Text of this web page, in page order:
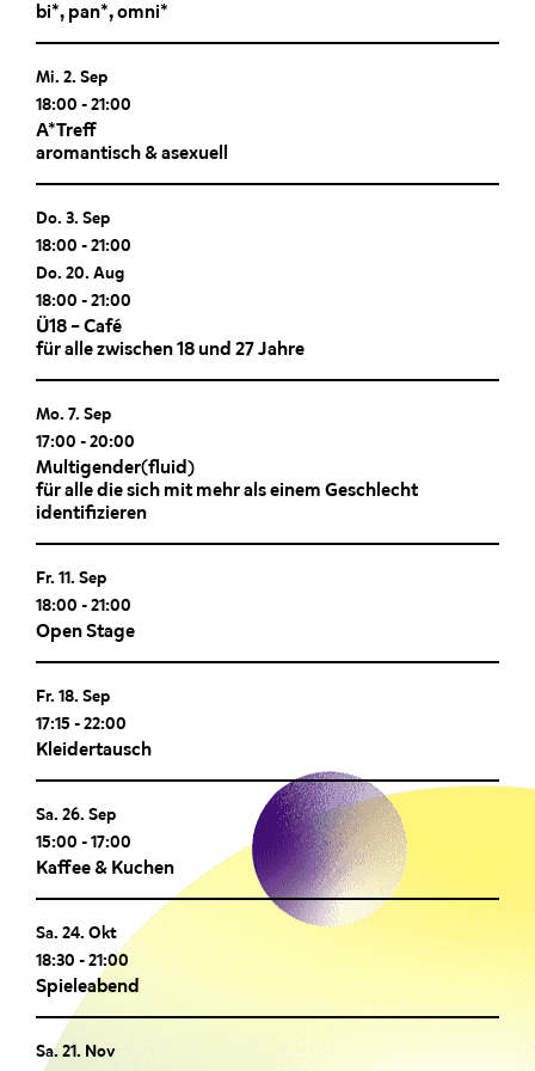
bi*, pan*, omni*
Mi. 2. Sep
18:00 -21:00
A*Treff
aromantisch & asexuell
Do. 3. Sep
18:00 -21:00
Do. 20. Aug
18:00 -21:00
Ü18 – Café
für alle zwischen 18 und 27 Jahre
Mo. 7. Sep
17:00 -20:00
Multigender(fluid)
für alle die sich mit mehr als einem Geschlecht
identifizieren
Fr. 11. Sep
18:00 -21:00
Open Stage
Fr. 18. Sep
17:15 -22:00
Kleidertausch
Sa. 26. Sep
15:00 -17:00
Kaffee & Kuchen
Sa. 24. Okt
18:30 -21:00
Spieleabend
Sa. 21. Nov